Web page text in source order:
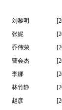
刘黎明
张妮
乔伟荣
曹会杰
李娜
林竹静
赵彦